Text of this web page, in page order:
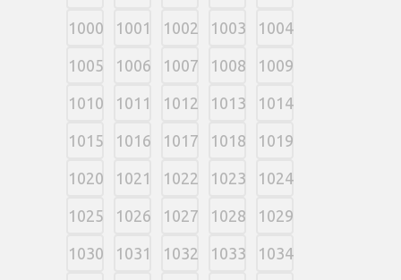
1000 1001 1002 1003 1004
1005 1006 1007 1008 1009
1010 1011 1012 1013 1014
1015 1016 1017 1018 1019
1020 1021 1022 1023 1024
1025 1026 1027 1028 1029
1030 1031 1032 1033 1034